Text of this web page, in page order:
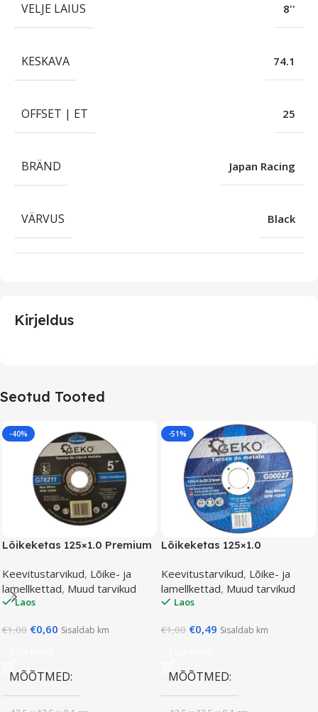
Kirjeldus
VELJE LAIUS 8''
KESKAVA 74.1
OFFSET | ET 25
BRÄND Japan Racing
VÄRVUS Black
Seotud Tooted
-40%
Lõikeketas 125×1.0 Premium
Keevitustarvikud, Lõike- ja
lamellkettad, Muud tarvikud
Laos
€1,00 €0,60 Sisaldab km
MÕÕTMED
-51%
Lõikeketas 125×1.0
Keevitustarvikud, Lõike- ja
lamellkettad, Muud tarvikud
Laos
€1,00 €0,49 Sisaldab km
MÕÕTMED